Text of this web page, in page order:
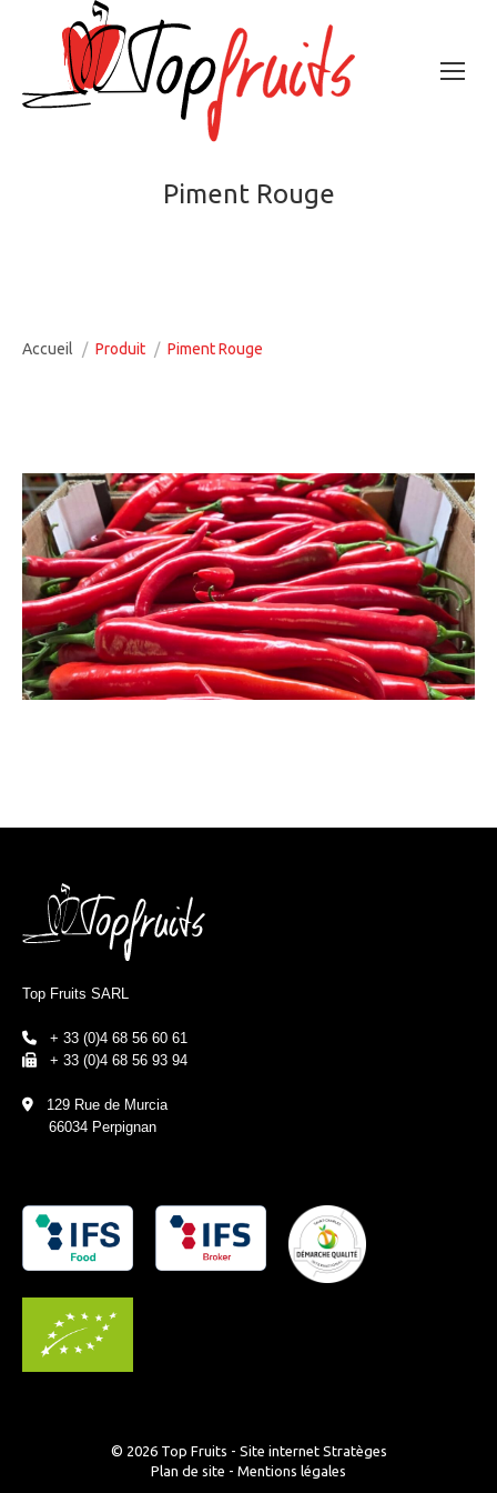
Piment Rouge
Accueil Produit Piment Rouge
Top Fruits SARL
+ 33 (0)4 68 56 60 61
+ 33 (0)4 68 56 93 94
129 Rue de Murcia
66034 Perpignan
© 2026 Top Fruits - Site internet Stratèges
Plan de site - Mentions légales